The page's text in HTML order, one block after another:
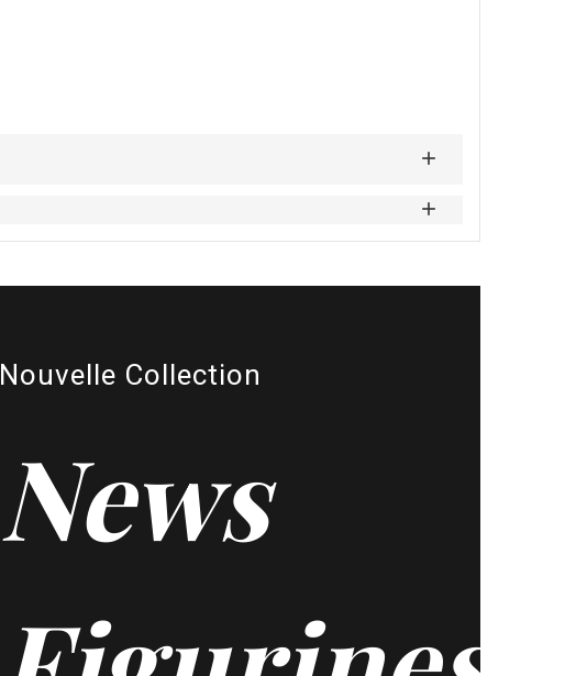
Nouvelle Collection
News